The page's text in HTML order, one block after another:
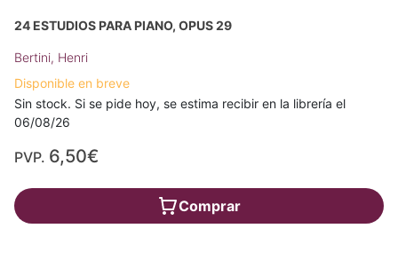
24 ESTUDIOS PARA PIANO, OPUS 29
Bertini, Henri
Disponible en breve
Sin stock. Si se pide hoy, se estima recibir en la librería el
06/08/26
PVP. 6,50€
Comprar